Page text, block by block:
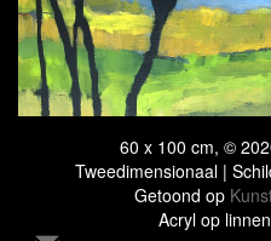
60 x 100 cm, ©
Tweedimensionaal |
Getoond op
Acryl op